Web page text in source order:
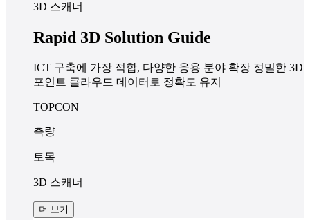
3D 스캐너
Rapid 3D Solution Guide
ICT 구축에 가장 적합, 다양한 응용 분야 확장 정밀한 3D
포인트 클라우드 데이터로 정확도 유지
TOPCON
측량
토목
3D 스캐너
더 보기